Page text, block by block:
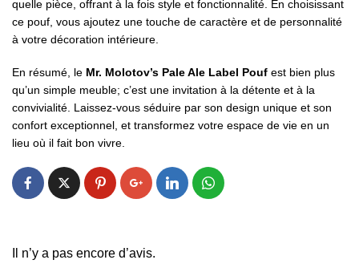
quelle pièce, offrant à la fois style et fonctionnalité. En choisissant
ce pouf, vous ajoutez une touche de caractère et de personnalité
à votre décoration intérieure.
En résumé, le Mr. Molotov’s Pale Ale Label Pouf est bien plus
qu’un simple meuble; c’est une invitation à la détente et à la
convivialité. Laissez-vous séduire par son design unique et son
confort exceptionnel, et transformez votre espace de vie en un
lieu où il fait bon vivre.
Il n’y a pas encore d’avis.